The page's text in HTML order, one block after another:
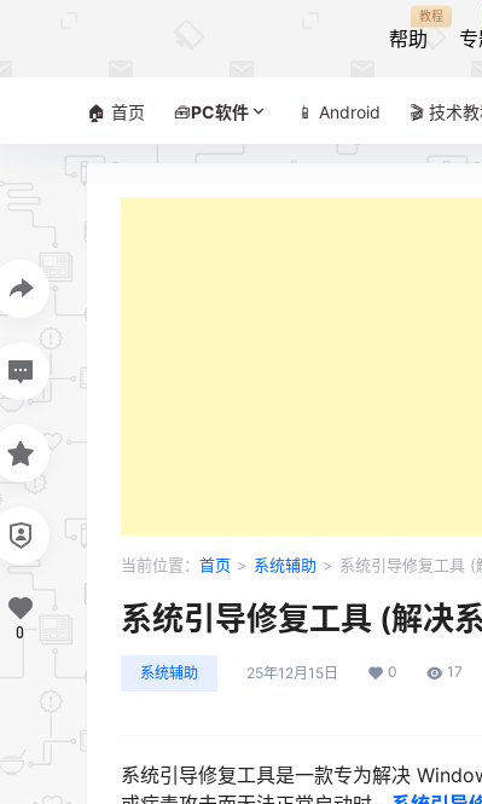
帮助
教程
🏠 首页 🧰PC软件 📱 Android 🎬 技术
当前位置： 首页 > 系统辅助 > 系统引导修复工具
系统引导修复工具 (解决
系统辅助 25年12月15日 0 17
系统引导修复工具是一款专为解决
0